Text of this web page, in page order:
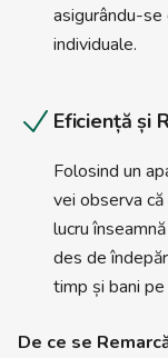
asigurându-
individuale.
Eficiență și
Folosind un
vei observa
lucru
des de
timp și bani
De ce se